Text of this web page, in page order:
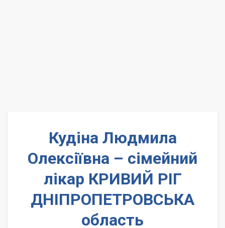
Кудіна Людмила
Олексіївна – сімейний
лікар КРИВИЙ РІГ
ДНІПРОПЕТРОВСЬКА
область